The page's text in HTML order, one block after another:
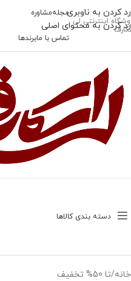
رد کردن به ناوبری
رد کردن به محتوای اصلی
اینترنتی لی
مجلهمشاوره
تماس با مابرندها
دسته بندی کالاها
خانه/تا 50% تخفیف